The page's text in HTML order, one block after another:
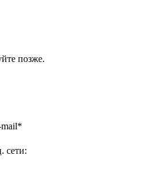
позже.
*
сети: